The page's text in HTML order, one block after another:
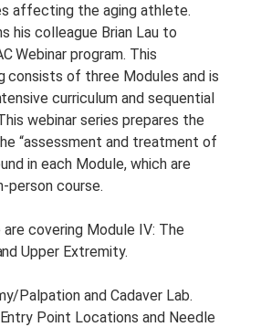
affecting the aging athlete.
his colleague Brian Lau to
Webinar program. This
consists of three Modules and is
curriculum and sequential
webinar series prepares the
“assessment and treatment of
in each Module, which are
person course.
are covering Module IV: The
Upper Extremity.
Palpation and Cadaver Lab.
Point Locations and Needle